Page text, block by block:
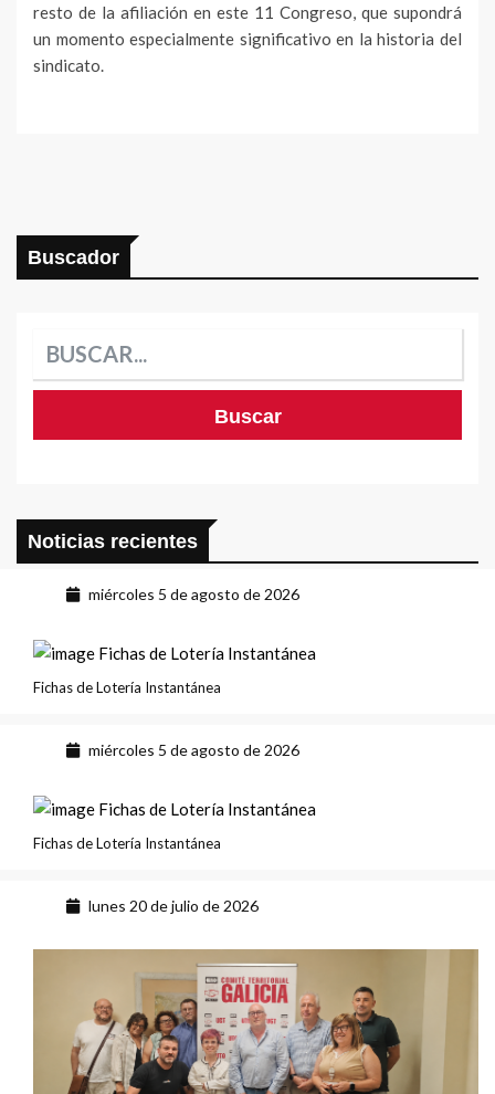
resto de la afiliación en este 11 Congreso, que supondrá
un momento especialmente significativo en la historia del
sindicato.
Buscador
Noticias recientes
miércoles 5 de agosto de 2026
Fichas de Lotería Instantánea
miércoles 5 de agosto de 2026
Fichas de Lotería Instantánea
lunes 20 de julio de 2026